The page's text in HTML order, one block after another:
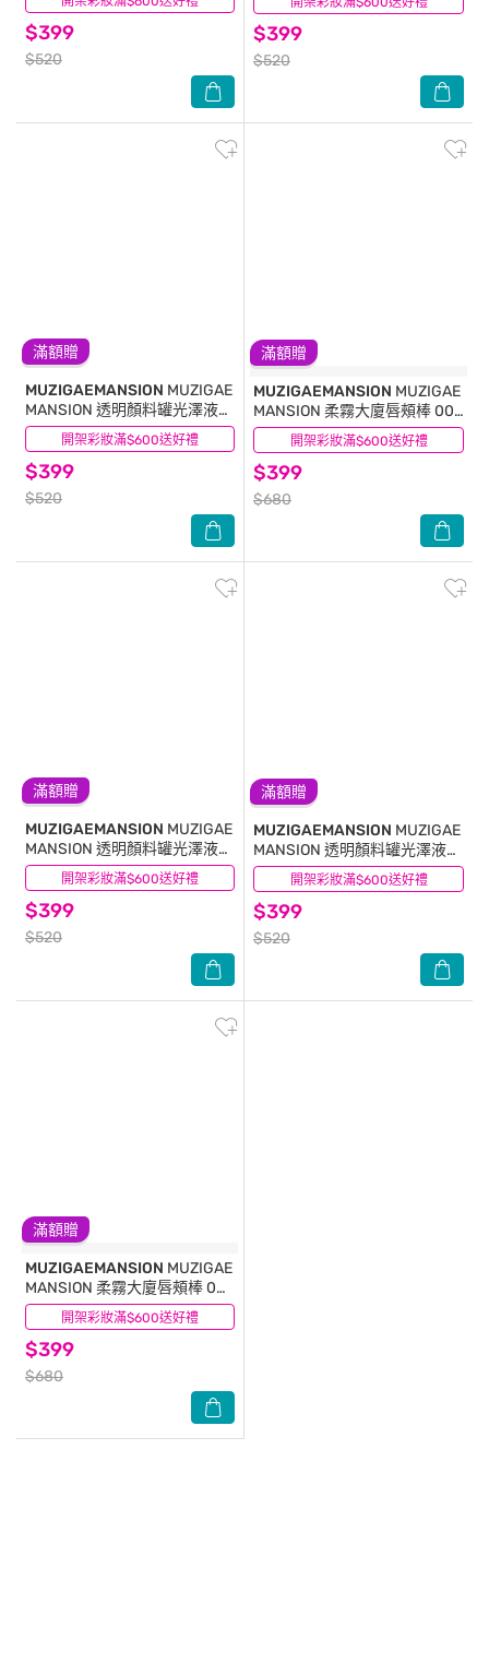
$399
$520
$399
$520
滿額贈
開架彩妝滿$600送好禮
MUZIGAEMANSION MUZIGAE
MANSION 透明顏料罐光澤液體
腮紅露 007 VIOLA
$399
$520
(2)
滿額贈
開架彩妝滿$600送好禮
MUZIGAEMANSION MUZIGAE
MANSION 柔霧大廈唇頰棒 008
REVENGE
$399
$680
(1)
滿額贈
開架彩妝滿$600送好禮
MUZIGAEMANSION MUZIGAE
MANSION 透明顏料罐光澤液體
腮紅露 009 BUNNY
$399
$520
(2)
滿額贈
開架彩妝滿$600送好禮
MUZIGAEMANSION MUZIGAE
MANSION 透明顏料罐光澤液體
腮紅露 004 SALTY
$399
$520
(0)
滿額贈
開架彩妝滿$600送好禮
MUZIGAEMANSION MUZIGAE
MANSION 柔霧大廈唇頰棒 003
NUDDY
$399
$680
(1)